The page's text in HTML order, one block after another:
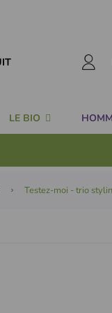
LE BIO
Testez-moi - trio